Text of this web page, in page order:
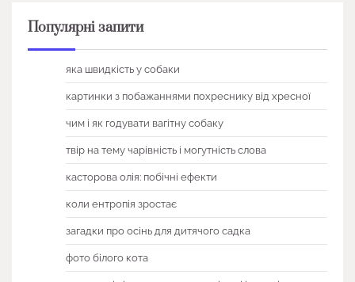
Популярні запити
яка швидкість у собаки
картинки з побажаннями похреснику від хресної
чим і як годувати вагітну собаку
твір на тему чарівність і могутність слова
касторова олія: побічні ефекти
коли ентропія зростає
загадки про осінь для дитячого садка
фото білого кота